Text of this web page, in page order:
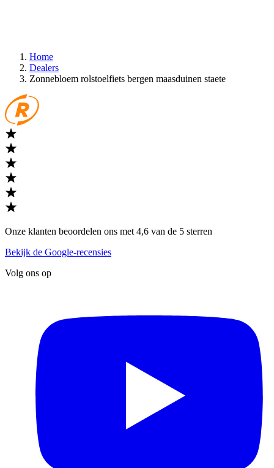
Home
Dealers
Zonnebloem rolstoelfiets bergen maasduinen staete
Onze klanten beoordelen ons met 4,6 van de 5 sterren
Bekijk de Google-recensies
Volg ons op